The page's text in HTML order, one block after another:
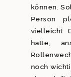
können.
Person
vielleicht
hatte,
noch